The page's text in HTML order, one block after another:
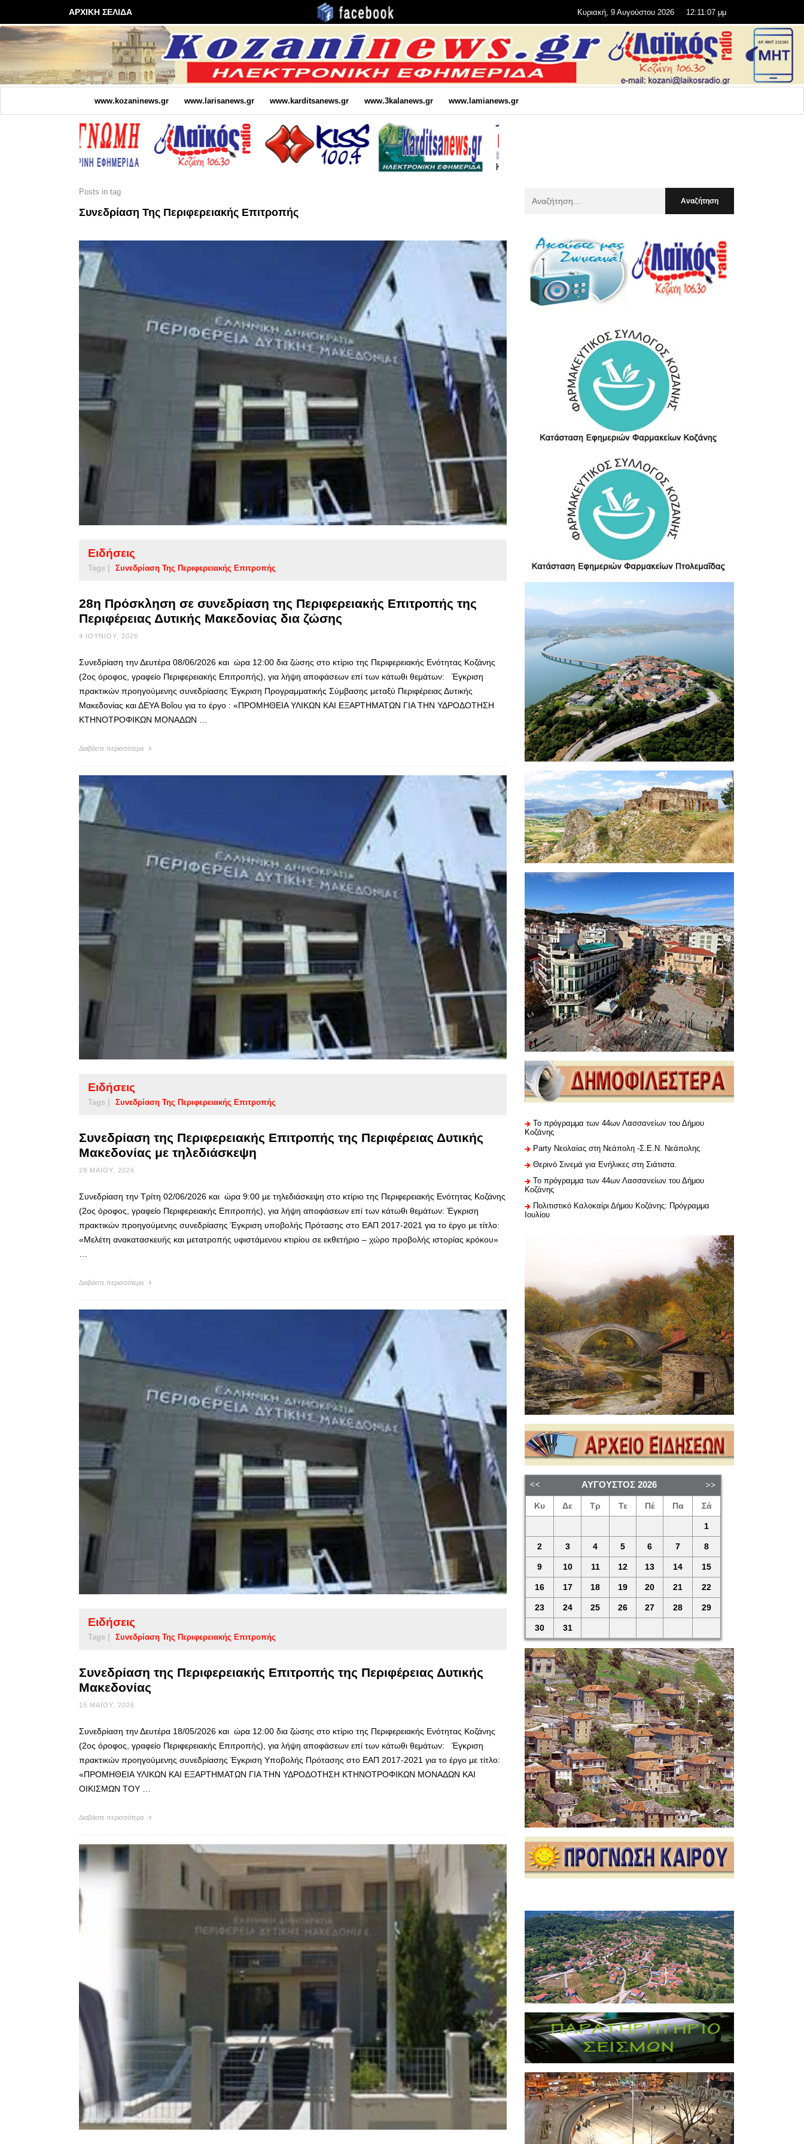
ΑΡΧΙΚΗ ΣΕΛΙΔΑ Κυριακή, 9 Αυγούστου 2026 12:11:09 μμ
www.kozaninews.gr www.larisanews.gr www.karditsanews.gr www.3kalanews.gr www.lamianews.gr
Posts in tag
Συνεδρίαση Της Περιφερειακής Επιτροπής
Ειδήσεις
Tags | Συνεδρίαση Της Περιφερειακής Επιτροπής
28η Πρόσκληση σε συνεδρίαση της Περιφερειακής Επιτροπής της
Περιφέρειας Δυτικής Μακεδονίας δια ζώσης
4 ΙΟΥΝΊΟΥ, 2026
Συνεδρίαση την Δευτέρα 08/06/2026 και ώρα 12:00 δια ζώσης στο κτίριο της Περιφερειακής Ενότητας Κοζάνης
(2ος όροφος, γραφείο Περιφερειακής Επιτροπής), για λήψη αποφάσεων επί των κάτωθι θεμάτων: Έγκριση
πρακτικών προηγούμενης συνεδρίασης Έγκριση Προγραμματικής Σύμβασης μεταξύ Περιφέρειας Δυτικής
Μακεδονίας και ΔΕΥΑ Βοΐου για το έργο : «ΠΡΟΜΗΘΕΙΑ ΥΛΙΚΩΝ ΚΑΙ ΕΞΑΡΤΗΜΑΤΩΝ ΓΙΑ ΤΗΝ ΥΔΡΟΔΟΤΗΣΗ
ΚΤΗΝΟΤΡΟΦΙΚΩΝ ΜΟΝΑΔΩΝ …
Διαβάστε περισσότερα
Ειδήσεις
Tags | Συνεδρίαση Της Περιφερειακής Επιτροπής
Συνεδρίαση της Περιφερειακής Επιτροπής της Περιφέρειας Δυτικής
Μακεδονίας με τηλεδιάσκεψη
28 ΜΑΪ́ΟΥ, 2026
Συνεδρίαση την Τρίτη 02/06/2026 και ώρα 9:00 με τηλεδιάσκεψη στο κτίριο της Περιφερειακής Ενότητας Κοζάνης
(2ος όροφος, γραφείο Περιφερειακής Επιτροπής), για λήψη αποφάσεων επί των κάτωθι θεμάτων: Έγκριση
πρακτικών προηγούμενης συνεδρίασης Έγκριση υποβολής Πρότασης στο ΕΑΠ 2017-2021 για το έργο με τίτλο:
«Μελέτη ανακατασκευής και μετατροπής υφιστάμενου κτιρίου σε εκθετήριο – χώρο προβολής ιστορίας κρόκου»
…
Διαβάστε περισσότερα
Ειδήσεις
Tags | Συνεδρίαση Της Περιφερειακής Επιτροπής
Συνεδρίαση της Περιφερειακής Επιτροπής της Περιφέρειας Δυτικής
Μακεδονίας
15 ΜΑΪ́ΟΥ, 2026
Συνεδρίαση την Δευτέρα 18/05/2026 και ώρα 12:00 δια ζώσης στο κτίριο της Περιφερειακής Ενότητας Κοζάνης
(2ος όροφος, γραφείο Περιφερειακής Επιτροπής), για λήψη αποφάσεων επί των κάτωθι θεμάτων: Έγκριση
πρακτικών προηγούμενης συνεδρίασης Έγκριση Υποβολής Πρότασης στο ΕΑΠ 2017-2021 για το έργο με τίτλο:
«ΠΡΟΜΗΘΕΙΑ ΥΛΙΚΩΝ ΚΑΙ ΕΞΑΡΤΗΜΑΤΩΝ ΓΙΑ ΤΗΝ ΥΔΡΟΔΟΤΗΣΗ ΚΤΗΝΟΤΡΟΦΙΚΩΝ ΜΟΝΑΔΩΝ ΚΑΙ
ΟΙΚΙΣΜΩΝ ΤΟΥ …
Διαβάστε περισσότερα
Το πρόγραμμα των 44ων Λασσανείων του Δήμου
Κοζάνης
Party Νεολαίας στη Νεάπολη -Σ.Ε.Ν. Νεάπολης
Θερινό Σινεμά για Ενήλικες στη Σιάτιστα.
Το πρόγραμμα των 44ων Λασσανείων του Δήμου
Κοζάνης
Πολιτιστικό Καλοκαίρι Δήμου Κοζάνης: Πρόγραμμα
Ιουλίου
ΑΎΓΟΥΣΤΟΣ 2026
Κυ Δε Τρ Τε Πέ Πα Σά
1
2 3 4 5 6 7 8
9 10 11 12 13 14 15
16 17 18 19 20 21 22
23 24 25 26 27 28 29
30 31